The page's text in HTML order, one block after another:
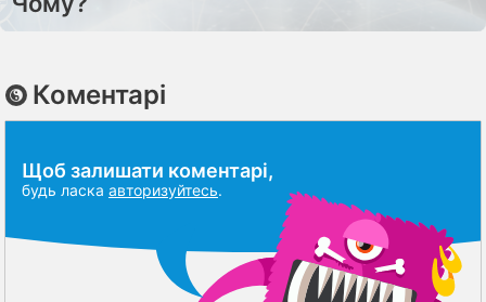
Коментарі
Щоб залишати коментарі,
будь ласка авторизуйтесь.